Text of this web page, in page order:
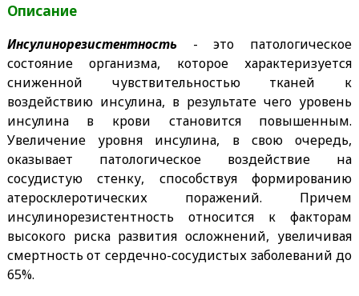
Описание
Инсулинорезистентность- это патологическое
состояние организма, которое характеризуется
сниженной чувствительностью тканей к
воздействию инсулина, в результате чего уровень
инсулина в крови становится повышенным.
Увеличение уровня инсулина, в свою очередь,
оказывает патологическое воздействие на
сосудистую стенку, способствуя формированию
атеросклеротических поражений. Причем
инсулинорезистентность относится к факторам
высокого риска развития осложнений, увеличивая
смертность от сердечно-сосудистых заболеваний до
65%.